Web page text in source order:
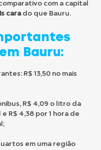
com a capital
carado que Bauru.
Bauru:
R$ 13,50 no mais
R$ 4,09 o litro da
R$ 4,38 por 1 hora de
em uma região